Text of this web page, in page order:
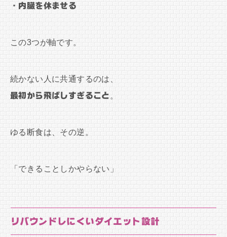
・内臓を休ませる
この3つが軸です。
続かない人に共通するのは、
最初から飛ばしすぎること 。
ゆる断食は、その逆。
「できることしかやらない」
リバウンドしにくいダイエット設計